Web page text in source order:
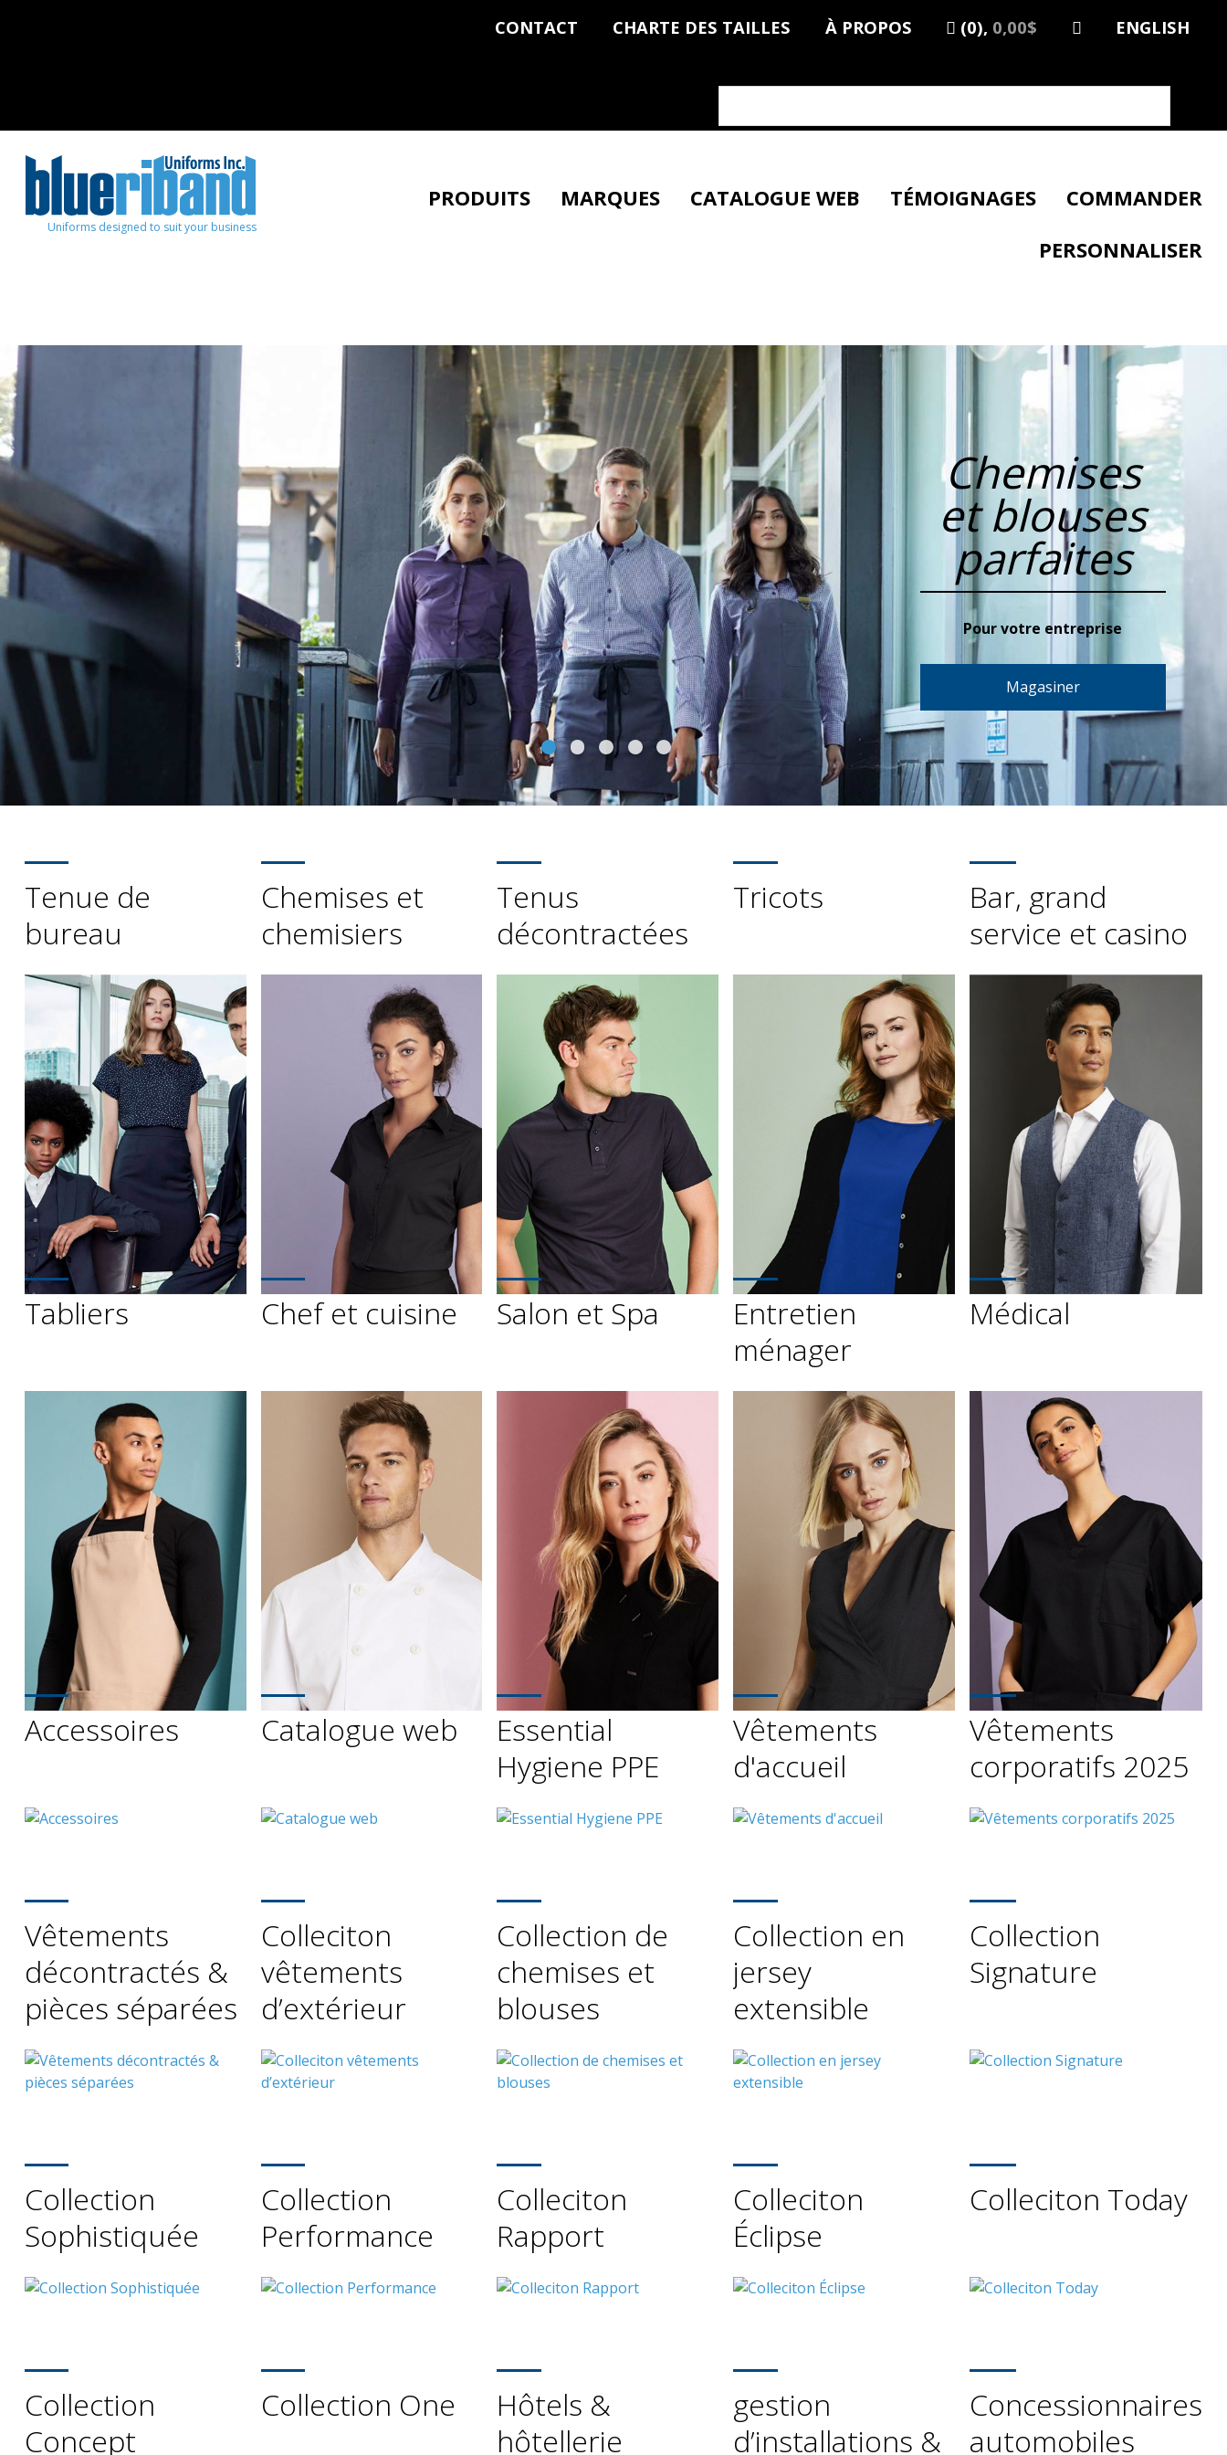
ENGLISH
(0), 0,00$
À PROPOS
CHARTE DES TAILLES
CONTACT
Uniforms designed to suit your business
PRODUITS MARQUES CATALOGUE WEB TÉMOIGNAGES
COMMANDER
PERSONNALISER
Chemises
et blouses
parfaites
Pour votre entreprise
Magasiner
Tenue de
bureau
Chemises et
chemisiers
Tenus
décontractées
Tricots
Bar, grand
service et casino
Tabliers Chef et cuisine Salon et Spa
Entretien
ménager
Médical
Accessoires Catalogue web
Essential
Hygiene PPE
Vêtements
d'accueil
Vêtements
corporatifs 2025
Vêtements
décontractés &
pièces séparées
Colleciton
vêtements
d’extérieur
Collection de
chemises et
blouses
Collection en
jersey
extensible
Collection
Signature
Collection
Sophistiquée
Collection
Performance
Colleciton
Rapport
Colleciton
Éclipse
Colleciton Today
Collection
Concept
Collection One
Hôtels &
hôtellerie
gestion
d’installations &
Concessionnaires
automobiles